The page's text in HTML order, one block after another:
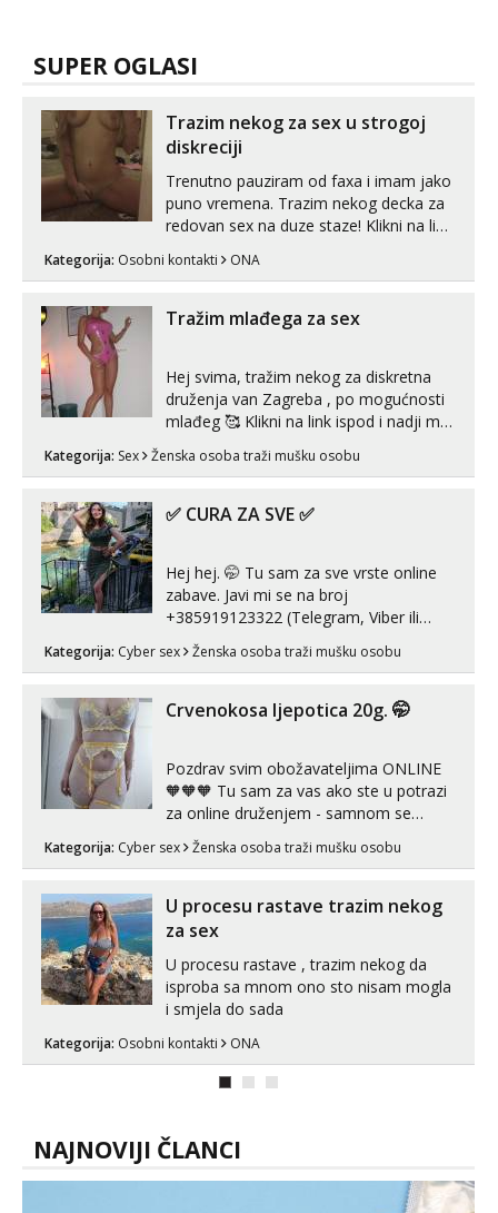
SUPER OGLASI
Trazim nekog za sex u strogoj
diskreciji
Trenutno pauziram od faxa i imam jako
puno vremena. Trazim nekog decka za
redovan sex na duze staze! Klikni na link
Kategorija: Osobni kontakti ONA
Tražim mlađega za sex
Hej svima, tražim nekog za diskretna
druženja van Zagreba , po mogućnosti
mlađeg 🥰 Klikni na link ispod i nadji me
Kategorija: Sex Ženska osoba traži mušku osobu
✅ CURA ZA SVE ✅
Hej hej. 🤭 Tu sam za sve vrste online
zabave. Javi mi se na broj
+385919123322 (Telegram, Viber ili
Whatsapp). 🤙 NE javljaj se na uzivo.
Hvala.
Kategorija: Cyber sex Ženska osoba traži mušku osobu
Crvenokosa ljepotica 20g. 🤭
Pozdrav svim obožavateljima ONLINE
🧡🧡🧡 Tu sam za vas ako ste u potrazi
za online druženjem - samnom se
možete zabaviti preko videopoziva, ili
ako vam nisam dovoljna radim i u paru i
😉 Radim i vruća tipkanja uz slike i hot
line pozive. Za vas sam pripremila ...
Kategorija: Cyber sex Ženska osoba traži mušku osobu
U procesu rastave trazim nekog
za sex
U procesu rastave , trazim nekog da
isproba sa mnom ono sto nisam mogla
i smjela do sada
Kategorija: Osobni kontakti ONA
NAJNOVIJI ČLANCI